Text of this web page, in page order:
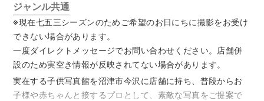
ジャンル共通
※現在七五三シーズンのためご希望のお日にちに撮影をお受け
できない場合があります。
一度ダイレクトメッセージでお問い合わせください。店舗併
設のため実空き情報が反映されてない場合があります。
実在する子供写真館を沼津市今沢に店舗に持ち、普段からお
子様や赤ちゃんと接するプロとして、素敵な写真をご提案で